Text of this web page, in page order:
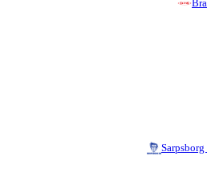
Sarpsborg